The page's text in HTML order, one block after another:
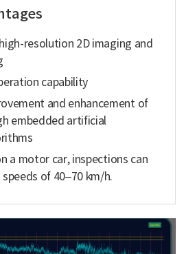
resolution 2D imaging and
capability
and enhancement of
embedded artificial
a motor car, inspections can
of 40–70 km/h.